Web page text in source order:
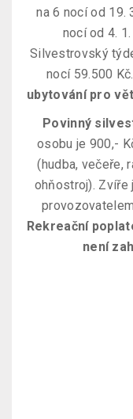
na 6 nocí od 19.
nocí od 4.
Silvestrovský
nocí 59.500 Kč.
ubytování pro
Povinný
osobu je 900,-
(hudba, večeře,
ohňostroj). Zvíře
Rekreační
není